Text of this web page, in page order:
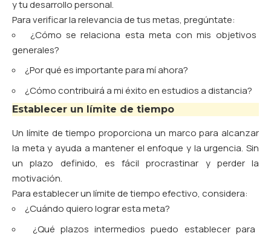
y tu desarrollo personal.
Para verificar la relevancia de tus metas, pregúntate:
¿Cómo se relaciona esta meta con mis objetivos
generales?
¿Por qué es importante para mí ahora?
¿Cómo contribuirá a mi éxito en estudios a distancia?
Establecer un límite de tiempo
Un límite de tiempo proporciona un marco para alcanzar
la meta y ayuda a mantener el enfoque y la urgencia. Sin
un plazo definido, es fácil procrastinar y perder la
motivación.
Para establecer un límite de tiempo efectivo, considera:
¿Cuándo quiero lograr esta meta?
¿Qué plazos intermedios puedo establecer para